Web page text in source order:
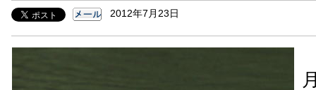
2012年7月23日